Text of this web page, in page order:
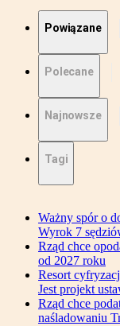
Powiązane
Polecane
Najnowsze
Tagi
Ważny spór o
Wyrok 7
Rząd chce
od 2027 roku
Resort
Jest projekt
Rząd chce
naśladowaniu